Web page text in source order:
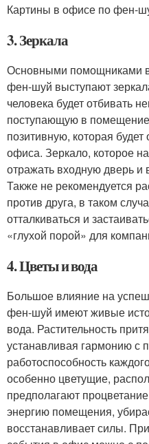
Картины в офисе по фен-
3. Зеркала
Основными помощниками
фен-шуй выступают
человека будет отбивать
поступающую в
позитивную, которая
офиса. Зеркало, которое
отражать входную дверь и
Также не рекомендуется
против друга, в таком
отталкиваться и
«глухой порой» для
4. Цветы и вода
Большое влияние на
фен-шуй имеют живые
вода. Растительность
устанавливая гармонию с
работоспособность
особенно цветущие,
предполагают
энергию помещения,
восстанавливает силы.